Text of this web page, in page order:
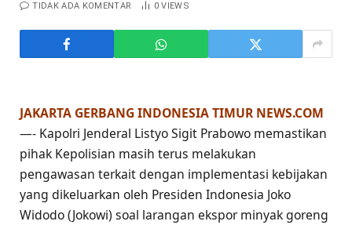
TIDAK ADA KOMENTAR 0VIEWS
JAKARTA GERBANG INDONESIA TIMUR NEWS.COM
—- Kapolri Jenderal Listyo Sigit Prabowo memastikan
pihak Kepolisian masih terus melakukan
pengawasan terkait dengan implementasi kebijakan
yang dikeluarkan oleh Presiden Indonesia Joko
Widodo (Jokowi) soal larangan ekspor minyak goreng